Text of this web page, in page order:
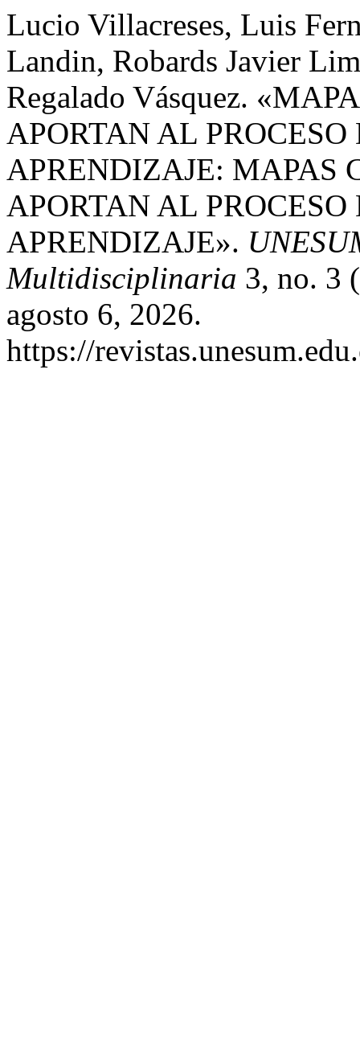
Lucio Villacreses, Luis
Landin, Robards Javier
Regalado Vásquez.
APORTAN AL
APRENDIZAJE: MAPAS
APORTAN AL
APRENDIZAJE».
Multidisciplinaria 3, no. 3
agosto 6, 2026.
https://